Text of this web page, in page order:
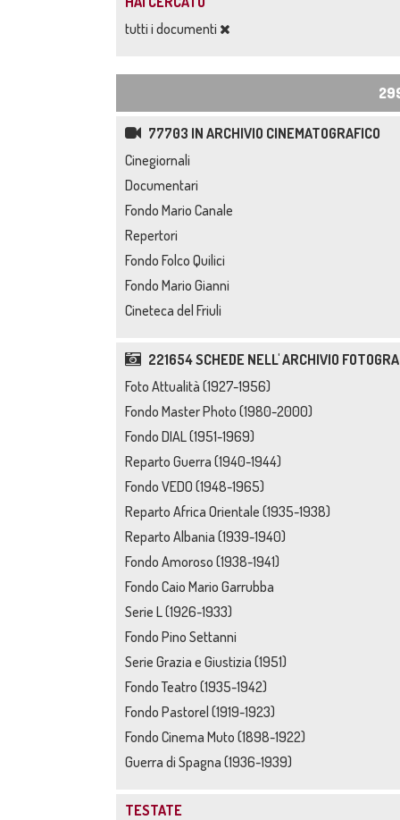
tutti i documenti
77703 IN ARCHIVIO CINEMATOGRAFICO
Cinegiornali
Documentari
Fondo Mario Canale
Repertori
Fondo Folco Quilici
Fondo Mario Gianni
Cineteca del Friuli
221654 SCHEDE NELL' ARCHIVIO
Foto Attualità (1927-1956)
Fondo Master Photo (1980-2000)
Fondo DIAL (1951-1969)
Reparto Guerra (1940-1944)
Fondo VEDO (1948-1965)
Reparto Africa Orientale (1935-1938)
Reparto Albania (1939-1940)
Fondo Amoroso (1938-1941)
Fondo Caio Mario Garrubba
Serie L (1926-1933)
Fondo Pino Settanni
Serie Grazia e Giustizia (1951)
Fondo Teatro (1935-1942)
Fondo Pastorel (1919-1923)
Fondo Cinema Muto (1898-1922)
Guerra di Spagna (1936-1939)
TESTATE